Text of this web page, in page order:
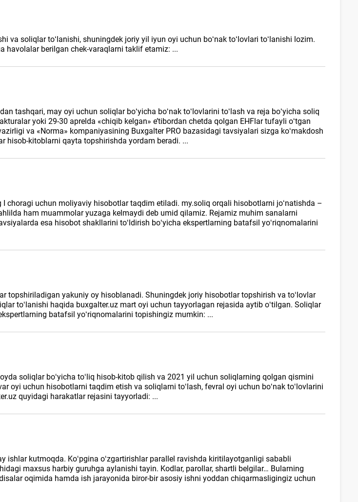
soliqlar toʻlanishi, shuningdek joriy yil iyun oyi uchun boʻnak toʻlovlari toʻlanishi lozim.
havolalar berilgan chek-varaqlarni taklif etamiz: ...
tashqari, may oyi uchun soliqlar boʻyicha boʻnak toʻlovlarini toʻlash va reja boʻyicha soliq
yoki 29-30 aprelda «chiqib kelgan» e’tibordan chetda qolgan EHFlar tufayli oʻtgan
va «Norma» kompaniyasining Buxgalter PRO bazasidagi tavsiyalari sizga koʻmakdosh
hisob-kitoblarni qayta topshirishda yordam beradi. ...
choragi uchun moliyaviy hisobotlar taqdim etiladi. my.soliq orqali hisobotlarni joʻnatishda –
ham muammolar yuzaga kelmaydi deb umid qilamiz. Rejamiz muhim sanalarni
esa hisobot shakllarini toʻldirish boʻyicha ekspertlarning batafsil yoʻriqnomalarini
topshiriladigan yakuniy oy hisoblanadi. Shuningdek joriy hisobotlar topshirish va toʻlovlar
toʻlanishi haqida buxgalter.uz mart oyi uchun tayyorlagan rejasida aytib oʻtilgan. Soliqlar
batafsil yoʻriqnomalarini topishingiz mumkin: ...
soliqlar boʻyicha toʻliq hisob-kitob qilish va 2021 yil uchun soliqlarning qolgan qismini
oyi uchun hisobotlarni taqdim etish va soliqlarni toʻlash, fevral oyi uchun boʻnak toʻlovlarini
quyidagi harakatlar rejasini tayyorladi: ...
ishlar kutmoqda. Koʻpgina oʻzgartirishlar parallel ravishda kiritilayotganligi sababli
maхsus harbiy guruhga aylanishi tayin. Kodlar, parollar, shartli belgilar… Bularning
oqimida hamda ish jarayonida biror-bir asosiy ishni yoddan chiqarmasligingiz uchun